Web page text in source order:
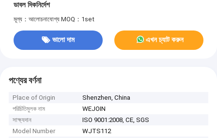
ডাবল দিকনির্দেশ
মূল্য：আলোচনাযোগ্য MOQ：1set
ভালো দাম এখন চ্যাট করুন
পণ্যের বর্ণনা
Place of Origin
Shenzhen, China
পরিচিতিমুলক নাম
WEJOIN
সাক্ষ্যদান
ISO 9001:2008, CE, SGS
Model Number
WJTS112